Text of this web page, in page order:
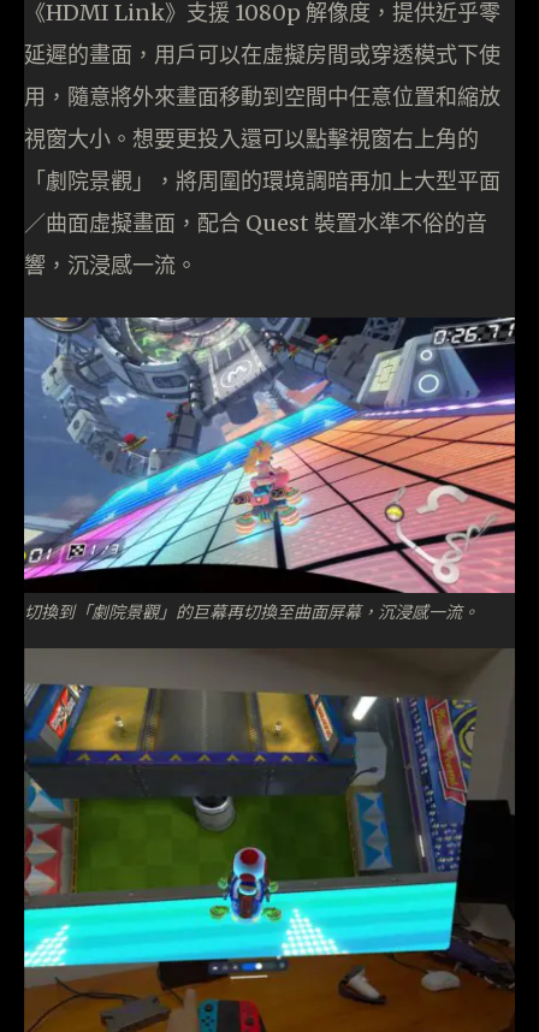
《HDMI Link》支援 1080p 解像度，提供近乎零
延遲的畫面，用戶可以在虛擬房間或穿透模式下使
用，隨意將外來畫面移動到空間中任意位置和縮放
視窗大小。想要更投入還可以點擊視窗右上角的
「劇院景觀」，將周圍的環境調暗再加上大型平面
／曲面虛擬畫面，配合 Quest 裝置水準不俗的音
響，沉浸感一流。
切換到「劇院景觀」的巨幕再切換至曲面屏幕，沉浸感一流。